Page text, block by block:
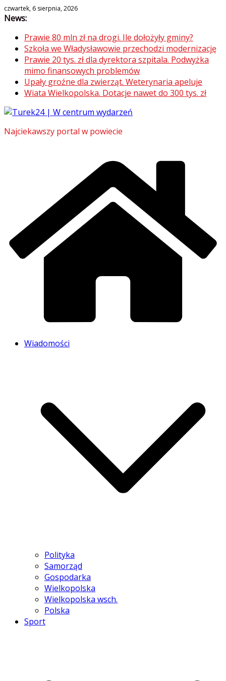
Skip
to
czwartek, 6 sierpnia, 2026
News:
Prawie 80 mln zł na drogi. Ile dołożyły gminy?
Szkoła we Władysławowie przechodzi modernizację
Prawie 20 tys. zł dla dyrektora szpitala. Podwyżka
mimo finansowych problemów
Upały groźne dla zwierząt. Weterynaria apeluje
Wiata Wielkopolska. Dotacje nawet do 300 tys. zł
Najciekawszy portal w powiecie
Wiadomości
Polityka
Samorząd
Gospodarka
Wielkopolska
Wielkopolska wsch.
Polska
Sport